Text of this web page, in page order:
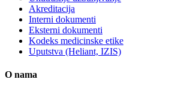
Akreditacija
Interni dokumenti
Eksterni dokumenti
Kodeks medicinske etike
Uputstva (Heliant, IZIS)
O nama